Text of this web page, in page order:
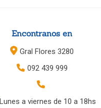
Encontranos en
Gral Flores 3280
092 439 999
Lunes a viernes de 10 a 18hs